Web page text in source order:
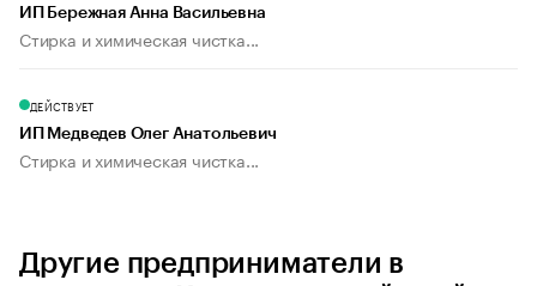
ИП Бережная Анна Васильевна
Стирка и химическая чистка...
ДЕЙСТВУЕТ
ИП Медведев Олег Анатольевич
Стирка и химическая чистка...
Другие предприниматели в